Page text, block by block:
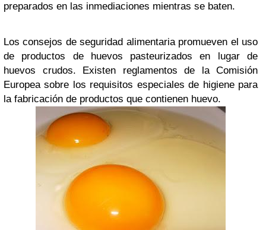
preparados en las inmediaciones mientras se baten.
Los consejos de seguridad alimentaria promueven el uso
de productos de huevos pasteurizados en lugar de
huevos crudos. Existen reglamentos de la Comisión
Europea sobre los requisitos especiales de higiene para
la fabricación de productos que contienen huevo.